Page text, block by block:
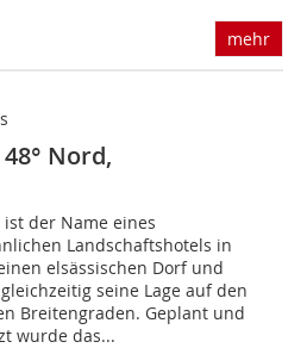
mehr
Nord,
ist der Name eines
Landschaftshotels in
elsässischen Dorf und
seine Lage auf den
Breitengraden. Geplant und
wurde das...